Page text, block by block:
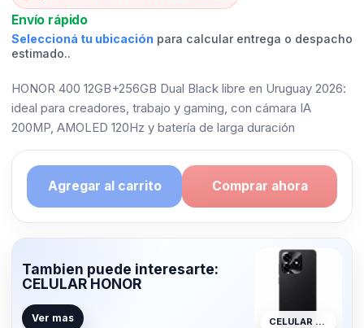
Envío rápido
Seleccioná tu ubicación para calcular entrega o despacho
estimado..
HONOR 400 12GB+256GB Dual Black libre en Uruguay 2026:
ideal para creadores, trabajo y gaming, con cámara IA
200MP, AMOLED 120Hz y batería de larga duración
Agregar al carrito Comprar ahora
Tambien puede interesarte:
CELULAR HONOR
Ver mas CELULAR HONOR